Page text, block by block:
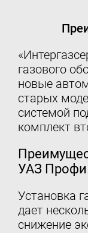
газового
новые
старых
системой
комплект
УАЗ Профи
Установка
дает
снижение